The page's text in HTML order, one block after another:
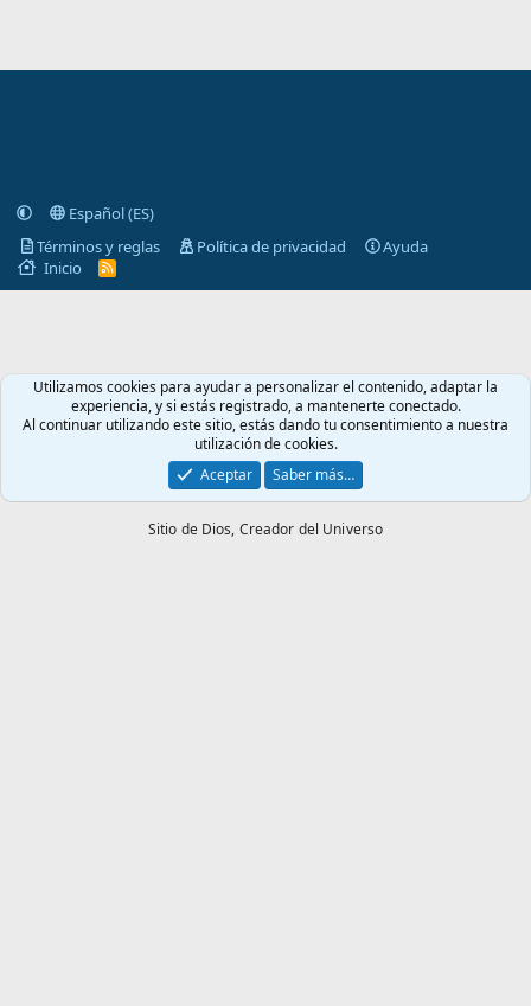
Español (ES)
Términos y reglas
Política de privacidad
Ayuda
Inicio
R
S
Utilizamos cookies para ayudar a personalizar el contenido, adaptar la
experiencia, y si estás registrado, a mantenerte conectado.
Al continuar utilizando este sitio, estás dando tu consentimiento a nuestra
utilización de cookies.
Aceptar
Saber más…
Sitio de Dios, Creador del Universo